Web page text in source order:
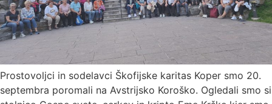
Prostovoljci in sodelavci Škofijske karitas Koper smo 20.
septembra poromali na Avstrijsko Koroško. Ogledali smo si